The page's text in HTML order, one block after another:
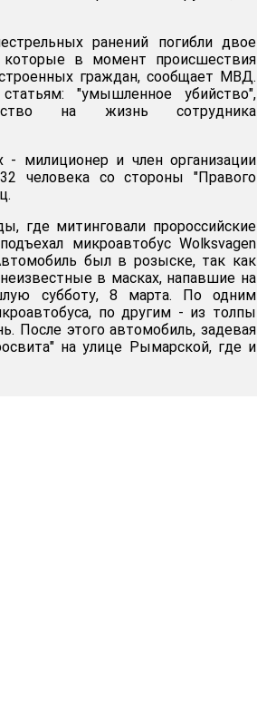
ранений погибли двое
которые в момент происшествия
граждан, сообщает МВД.
"умышленное убийство",
на жизнь сотрудника
милиционер и член организации
человека со стороны "Правого
где митинговали пророссийские
микроавтобус Wolksvagen
был в розыске, так как
в масках, напавшие на
субботу, 8 марта. По одним
по другим - из толпы
После этого автомобиль, задевая
на улице Рымарской, где и